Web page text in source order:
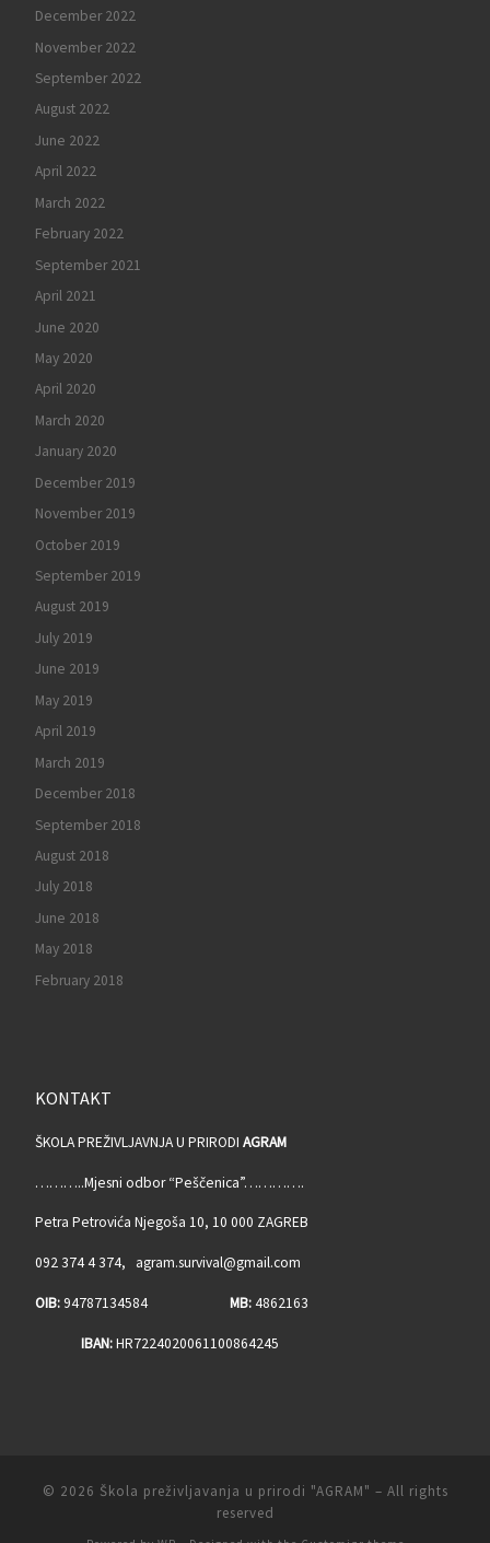
December 2022
November 2022
September 2022
August 2022
June 2022
April 2022
March 2022
February 2022
September 2021
April 2021
June 2020
May 2020
April 2020
March 2020
January 2020
December 2019
November 2019
October 2019
September 2019
August 2019
July 2019
June 2019
May 2019
April 2019
March 2019
December 2018
September 2018
August 2018
July 2018
June 2018
May 2018
February 2018
KONTAKT
ŠKOLA PREŽIVLJAVNJA U PRIRODI AGRAM
………..Mjesni odbor “Peščenica”………….
Petra Petrovića Njegoša 10, 10 000 ZAGREB
092 374 4 374, agram.survival@gmail.com
OIB:94787134584 MB:4862163
IBAN:HR7224020061100864245
© 2026 Škola preživljavanja u prirodi "AGRAM" – All rights
reserved